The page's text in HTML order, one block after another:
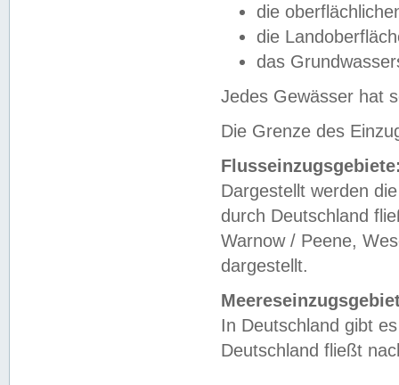
die
die
das
Jedes Gewässer hat
Die Grenze des
Dargestellt werden
durch Deutschland
Warnow / Peene,
dargestellt.
In Deutschland gibt
Deutschland fließt